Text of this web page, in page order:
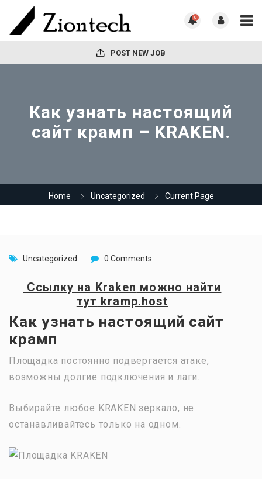
0
POST NEW JOB
Как узнать настоящий
сайт крамп – KRAKEN.
Home Uncategorized Current Page
Uncategorized 0 Comments
Ссылку на Kraken можно найти
тут kramp.host
Как узнать настоящий сайт
крамп
Площадка постоянно подвергается атаке,
возможны долгие подключения и лаги.
Выбирайте любое KRAKEN зеркало, не
останавливайтесь только на одном.